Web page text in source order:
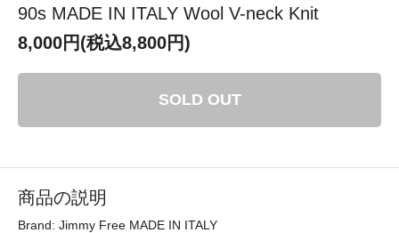
90s MADE IN ITALY Wool V-neck Knit
8,000円(税込8,800円)
SOLD OUT
商品の説明
Brand: Jimmy Free MADE IN ITALY